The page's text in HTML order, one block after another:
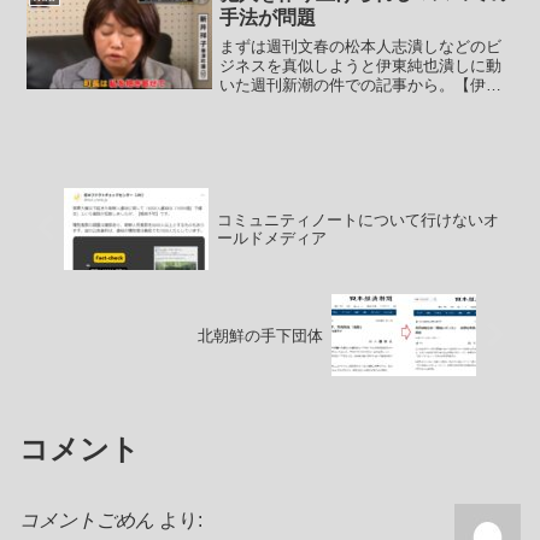
手法が問題
まずは週刊文春の松本人志潰しなどのビ
ジネスを真似しようと伊東純也潰しに動
いた週刊新潮の件での記事から。【伊東
コミュニティノートについて行けないオ
ールドメディア
北朝鮮の手下団体
コメント
コメントごめん より: